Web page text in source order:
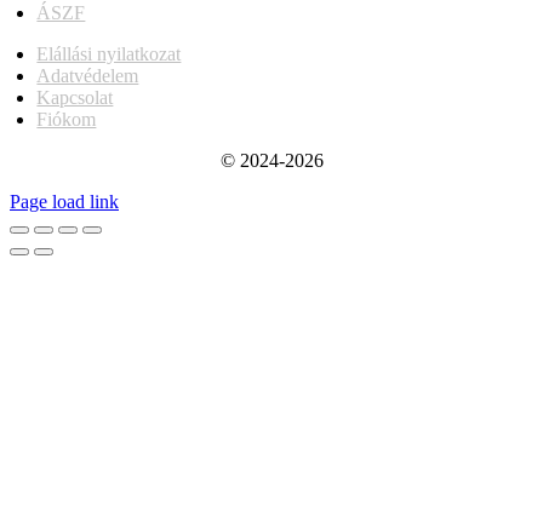
ÁSZF
Elállási nyilatkozat
Adatvédelem
Kapcsolat
Fiókom
© 2024-2026
Page load link